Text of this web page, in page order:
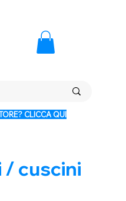
CLICCA QUI
/ cuscini